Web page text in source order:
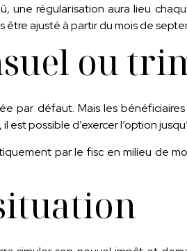
une régularisation aura lieu
ajusté à partir du mois de
ou
par défaut. Mais les
possible d’exercer l’option
par le fisc en milieu de